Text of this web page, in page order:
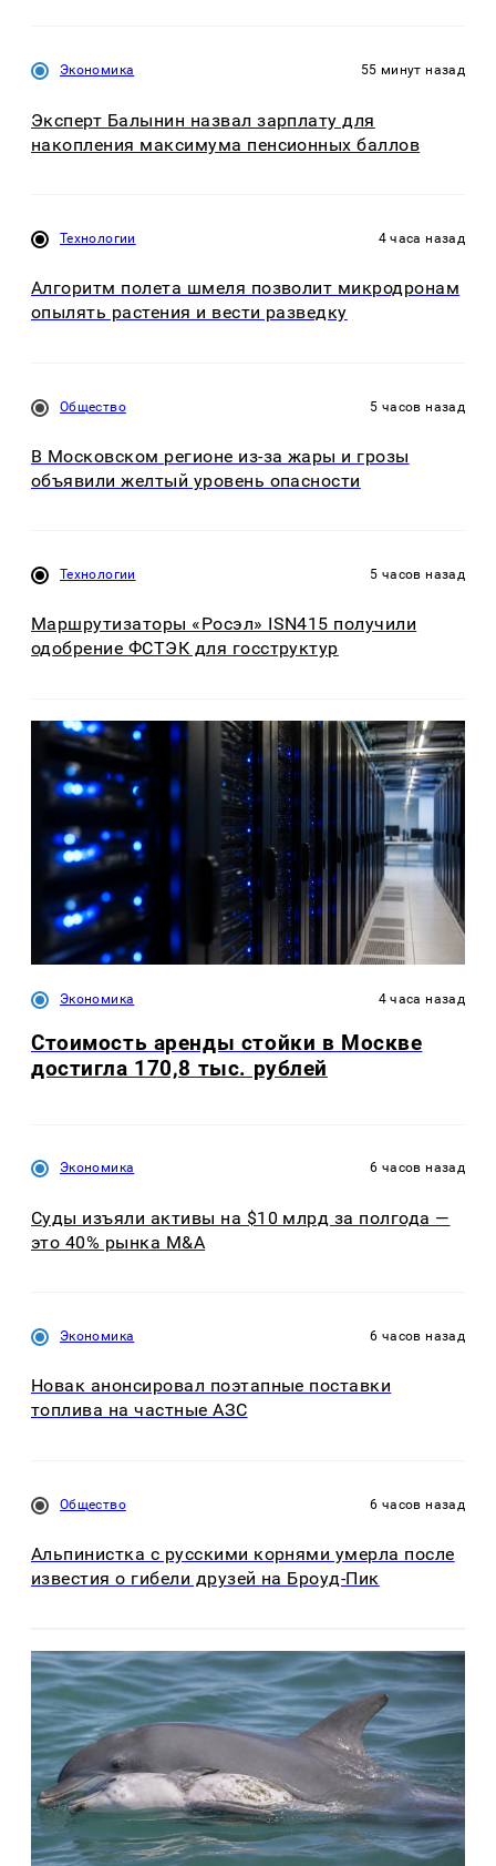
Экономика 55 минут назад
Эксперт Балынин назвал зарплату для
накопления максимума пенсионных баллов
Технологии 4 часа назад
Алгоритм полета шмеля позволит микродронам
опылять растения и вести разведку
Общество 5 часов назад
В Московском регионе из-за жары и грозы
объявили желтый уровень опасности
Технологии 5 часов назад
Маршрутизаторы «Росэл» ISN415 получили
одобрение ФСТЭК для госструктур
Экономика 4 часа назад
Стоимость аренды стойки в Москве
достигла 170,8 тыс. рублей
Экономика 6 часов назад
Суды изъяли активы на $10 млрд за полгода —
это 40% рынка M&A
Экономика 6 часов назад
Новак анонсировал поэтапные поставки
топлива на частные АЗС
Общество 6 часов назад
Альпинистка с русскими корнями умерла после
известия о гибели друзей на Броуд-Пик